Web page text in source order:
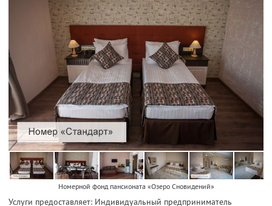
Номерной фонд пансионата «Озеро Сновидений»
Услуги предоставляет: Индивидуальный предприниматель